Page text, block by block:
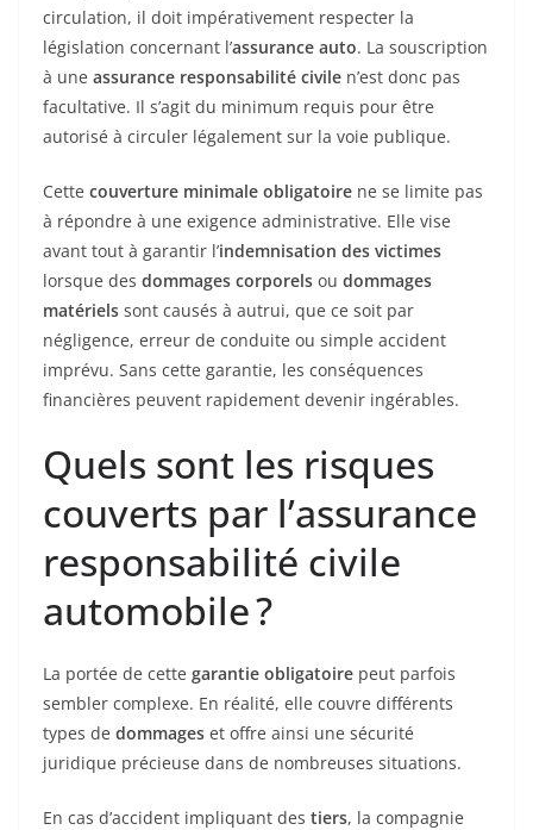
circulation, il doit impérativement respecter la
législation concernant l’assurance auto. La souscription
à une assurance responsabilité civile n’est donc pas
facultative. Il s’agit du minimum requis pour être
autorisé à circuler légalement sur la voie publique.
Cette couverture minimale obligatoire ne se limite pas
à répondre à une exigence administrative. Elle vise
avant tout à garantir l’indemnisation des victimes
lorsque des dommages corporels ou dommages
matériels sont causés à autrui, que ce soit par
négligence, erreur de conduite ou simple accident
imprévu. Sans cette garantie, les conséquences
financières peuvent rapidement devenir ingérables.
Quels sont les risques
couverts par l’assurance
responsabilité civile
automobile ?
La portée de cette garantie obligatoire peut parfois
sembler complexe. En réalité, elle couvre différents
types de dommages et offre ainsi une sécurité
juridique précieuse dans de nombreuses situations.
En cas d’accident impliquant des tiers, la compagnie